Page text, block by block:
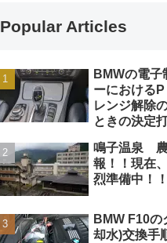
Popular Articles
BMWの電子
ーにおける
レンジ解除
ときの決定
鳴子温泉 農
報！！現在
烈準備中！
BMW F10の
却水)交換手